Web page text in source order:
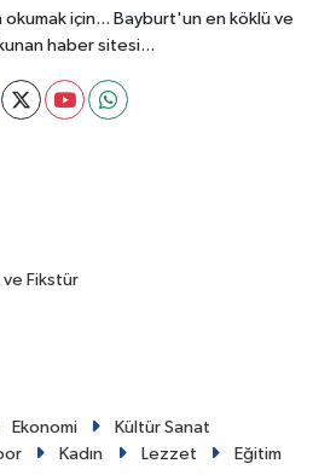
için... Bayburt'un en köklü ve
haber sitesi...
ve Fikstür
Ekonomi
Kültür Sanat
Kadın Lezzet Eğitim